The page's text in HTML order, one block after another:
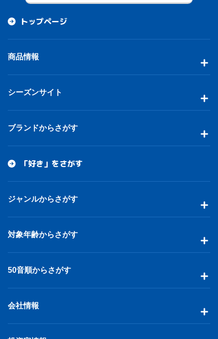
トップページ
商品情報
シーズンサイト
ブランドからさがす
「好き」をさがす
ジャンルからさがす
対象年齢からさがす
50音順からさがす
会社情報